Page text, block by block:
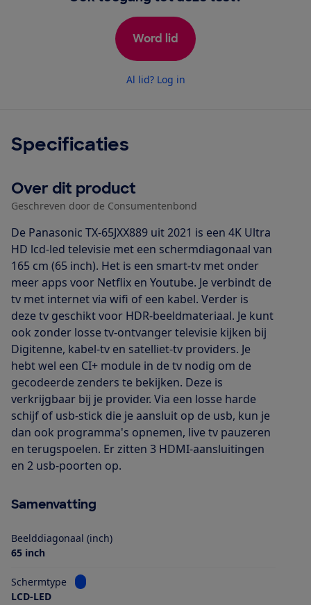
Word lid
Al lid? Log in
Specificaties
Over dit product
Geschreven door de Consumentenbond
De Panasonic TX-65JXX889 uit 2021 is een 4K Ultra
HD lcd-led televisie met een schermdiagonaal van
165 cm (65 inch). Het is een smart-tv met onder
meer apps voor Netflix en Youtube. Je verbindt de
tv met internet via wifi of een kabel. Verder is
deze tv geschikt voor HDR-beeldmateriaal. Je kunt
ook zonder losse tv-ontvanger televisie kijken bij
Digitenne, kabel-tv en satelliet-tv providers. Je
hebt wel een CI+ module in de tv nodig om de
gecodeerde zenders te bekijken. Deze is
verkrijgbaar bij je provider. Via een losse harde
schijf of usb-stick die je aansluit op de usb, kun je
dan ook programma's opnemen, live tv pauzeren
en terugspoelen. Er zitten 3 HDMI-aansluitingen
en 2 usb-poorten op.
Samenvatting
Beelddiagonaal (inch)
65 inch
Schermtype
Bekijk informatie voor Schermtype
LCD-LED